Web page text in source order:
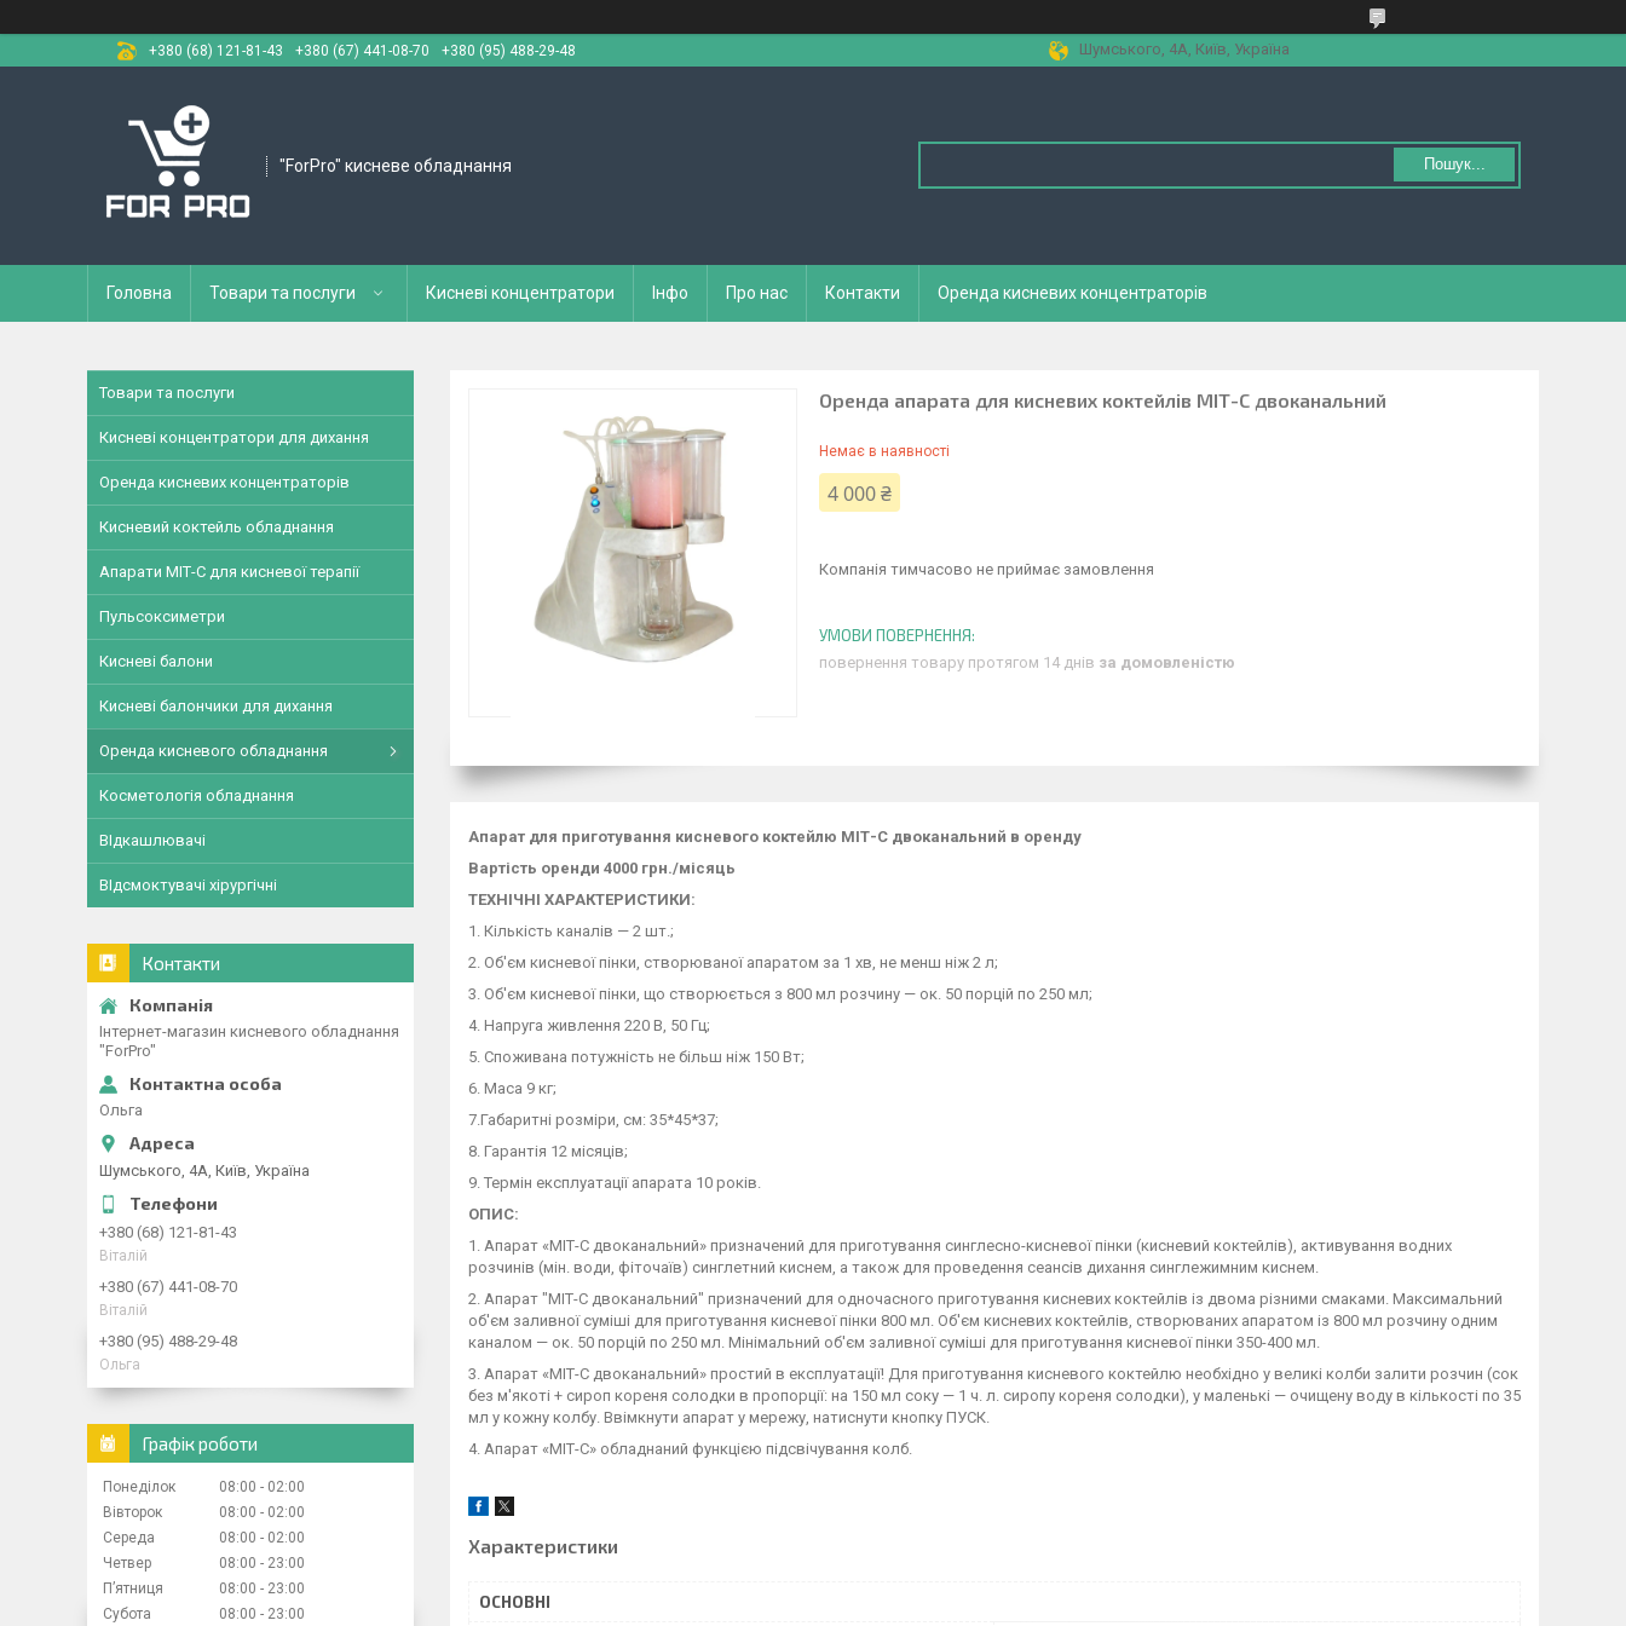
+380 (68) 121-81-43 +380 (67) 441-08-70 +380 (95) 488-29-48 Шумського, 4А, Київ, Україна
"ForPro" кисневе обладнання Пошук...
Головна Товари та послуги Кисневі концентратори Інфо Про нас Контакти Оренда кисневих концентраторів
Оренда апарата для кисневих коктейлів МІТ-С двоканальний
Немає в наявності
4 000 ₴
Компанія тимчасово не приймає замовлення
повернення товару протягом 14 днів за домовленістю
Апарат для приготування кисневого коктейлю МІТ-С двоканальний в оренду
Вартість оренди 4000 грн./місяць
ТЕХНІЧНІ ХАРАКТЕРИСТИКИ:
1. Кількість каналів — 2 шт.;
2. Об'єм кисневої пінки, створюваної апаратом за 1 хв, не менш ніж 2 л;
3. Об'єм кисневої пінки, що створюється з 800 мл розчину — ок. 50 порцій по 250 мл;
4. Напруга живлення 220 В, 50 Гц;
5. Споживана потужність не більш ніж 150 Вт;
6. Маса 9 кг;
7.Габаритні розміри, cм: 35*45*37;
8. Гарантія 12 місяців;
9. Термін експлуатації апарата 10 років.
ОПИС:
1. Апарат «МІТ-С двоканальний» призначений для приготування синглесно-кисневої пінки (кисневий коктейлів), активування водних
розчинів (мін. води, фіточаїв) синглетний киснем, а також для проведення сеансів дихання синглежимним киснем.
2. Апарат "МІТ-С двоканальний" призначений для одночасного приготування кисневих коктейлів із двома різними смаками. Максимальний
об'єм заливної суміші для приготування кисневої пінки 800 мл. Об'єм кисневих коктейлів, створюваних апаратом із 800 мл розчину одним
каналом — ок. 50 порцій по 250 мл. Мінімальний об'єм заливної суміші для приготування кисневої пінки 350-400 мл.
3. Апарат «МІТ-С двоканальний» простий в експлуатації! Для приготування кисневого коктейлю необхідно у великі колби залити розчин (сок
без м'якоті + сироп кореня солодки в пропорції: на 150 мл соку — 1 ч. л. сиропу кореня солодки), у маленькі — очищену воду в кількості по 35
мл у кожну колбу. Ввімкнути апарат у мережу, натиснути кнопку ПУСК.
4. Апарат «МІТ-С» обладнаний функцією підсвічування колб.
Характеристики
ОСНОВНІ
Товари та послуги
Кисневі концентратори для дихання
Оренда кисневих концентраторів
Кисневий коктейль обладнання
Апарати МІТ-С для кисневої терапії
Пульсоксиметри
Кисневі балони
Кисневі балончики для дихання
Оренда кисневого обладнання
Косметологія обладнання
ВІдкашлювачі
ВІдсмоктувачі хірургічні
Контакти
Інтернет-магазин кисневого обладнання
"ForPro"
Ольга
Шумського, 4А, Київ, Україна
+380 (68) 121-81-43
Вiталiй
+380 (67) 441-08-70
Вiталiй
+380 (95) 488-29-48
Ольга
Графік роботи
Понеділок 08:00
02:00
Вівторок
08:00
02:00
Середа
08:00
02:00
Четвер
08:00
23:00
Пʼятниця
08:00
23:00
Субота
08:00 23:00